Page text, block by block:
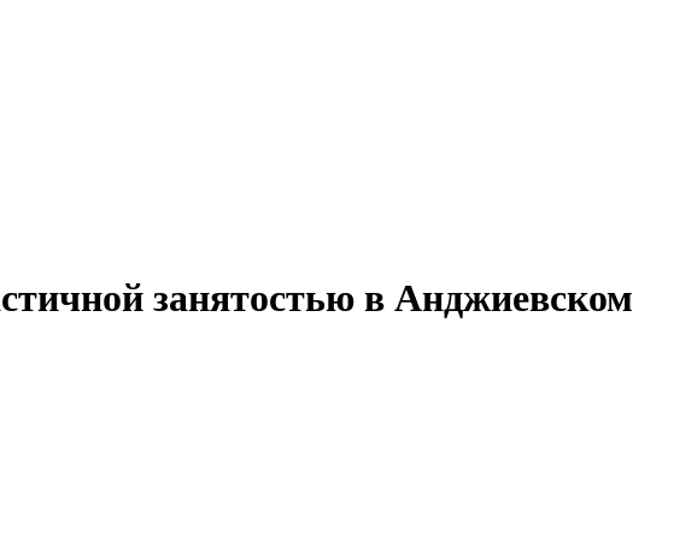
занятостью в Анджиевском